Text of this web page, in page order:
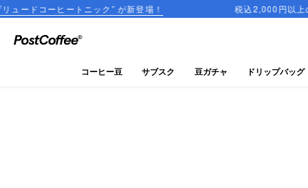
トニック” が新登場！ 税込2,000円以上のご購入で送料
close
コーヒー豆 サブスク 豆ガチャ ドリップバッグ